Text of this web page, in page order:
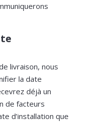
livraison, nous
la date
déjà un
de facteurs
d’installation que